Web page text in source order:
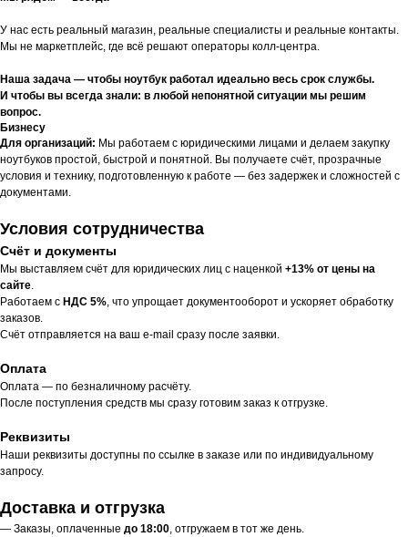
У нас есть реальный магазин, реальные специалисты и реальные контакты.
Мы не маркетплейс, где всё решают операторы колл-центра.
Наша задача — чтобы ноутбук работал идеально весь срок службы.
И чтобы вы всегда знали: в любой непонятной ситуации мы решим
вопрос.
Бизнесу
Для организаций: Мы работаем с юридическими лицами и делаем закупку
ноутбуков простой, быстрой и понятной. Вы получаете счёт, прозрачные
условия и технику, подготовленную к работе — без задержек и сложностей с
документами.
Условия сотрудничества
Счёт и документы
Мы выставляем счёт для юридических лиц с наценкой +13% от цены на
сайте.
Работаем с НДС 5%, что упрощает документооборот и ускоряет обработку
заказов.
Счёт отправляется на ваш e-mail сразу после заявки.
Оплата
Оплата — по безналичному расчёту.
После поступления средств мы сразу готовим заказ к отгрузке.
Реквизиты
Наши реквизиты доступны по ссылке в заказе или по индивидуальному
запросу.
Доставка и отгрузка
— Заказы, оплаченные до 18:00, отгружаем в тот же день.